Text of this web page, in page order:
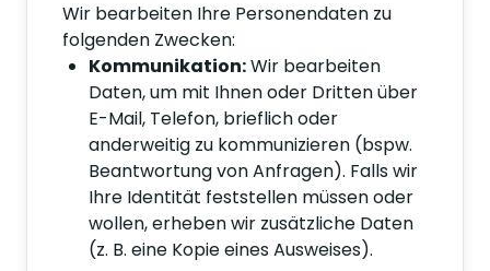
Wir bearbeiten Ihre Personendaten zu
folgenden Zwecken:
Kommunikation:Wir bearbeiten
Daten, um mit Ihnen oder Dritten über
E-Mail, Telefon, brieflich oder
anderweitig zu kommunizieren (bspw.
Beantwortung von Anfragen). Falls wir
Ihre Identität feststellen müssen oder
wollen, erheben wir zusätzliche Daten
(z. B. eine Kopie eines Ausweises).